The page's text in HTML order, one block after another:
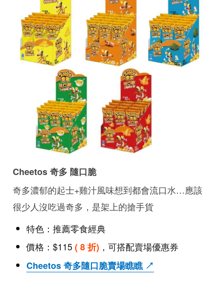
Cheetos 奇多 隨口脆
奇多濃郁的起士+雞汁風味想到都會流口水…應該
很少人沒吃過奇多，是架上的搶手貨
特色：推薦零食經典
價格：$115( 8 折) ，可搭配賣場優惠券
Cheetos 奇多隨口脆賣場瞧瞧 ↗